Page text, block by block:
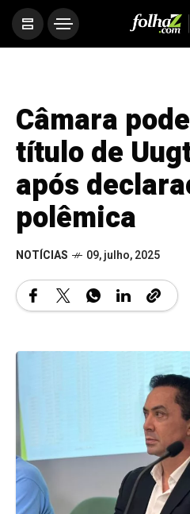
Câmara
título de
após
polêmica
NOTÍCIAS 09, julho, 2025